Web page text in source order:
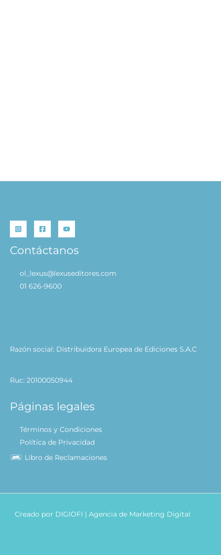
Contáctanos
ol_lexus@lexuseditores.com
01 626-9600
Razón social: Distribuidora Europea de Ediciones S.A.C
Ruc: 20100050944
Páginas legales
Términos y Condiciones
Política de Privacidad
Libro de Reclamaciones
Creado por DIGIOFI | Agencia de Marketing Digital